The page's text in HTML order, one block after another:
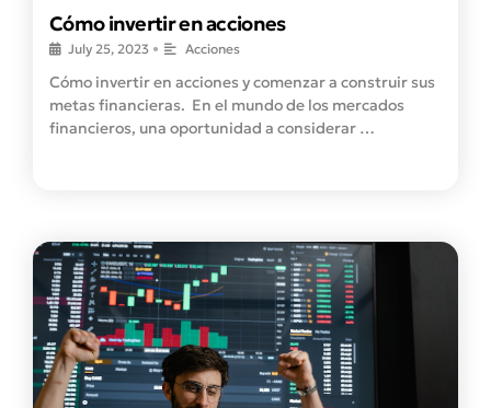
Cómo invertir en acciones
July 25, 2023 • Acciones
Cómo invertir en acciones y comenzar a construir sus
metas financieras. En el mundo de los mercados
financieros, una oportunidad a considerar …